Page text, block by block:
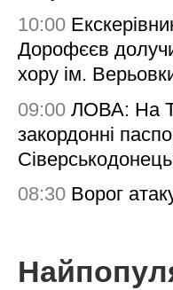
10:00
Дорофєєв
хору ім.
09:00 ЛОВА: На
закордонні
08:30 Ворог